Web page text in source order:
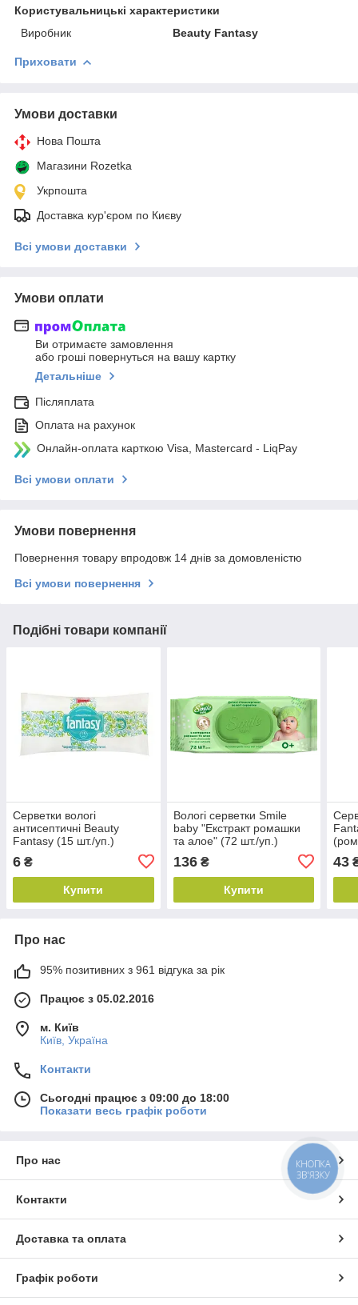
Користувальницькі характеристики
Виробник
Beauty Fantasy
Приховати
Умови доставки
Нова Пошта
Магазини Rozetka
Укрпошта
Доставка кур'єром по Києву
Всі умови доставки
Умови оплати
Ви отримаєте замовлення
або гроші повернуться на вашу картку
Детальніше
Післяплата
Оплата на рахунок
Онлайн-оплата карткою Visa, Mastercard - LiqPay
Всі умови оплати
Умови повернення
Повернення товару впродовж 14 днів за домовленістю
Всі умови повернення
Подібні товари компанії
Серветки вологі
антисептичні Beauty
Fantasy (15 шт./уп.)
6 ₴
Купити
Вологі серветки Smile
baby "Екстракт ромашки
та алое" (72 шт./уп.)
136₴
Купити
43
Про нас
95% позитивних з 961 відгука за рік
Працює з 05.02.2016
м. Київ
Київ, Україна
Контакти
Сьогодні працює з 09:00 до 18:00
Показати весь графік роботи
Про нас
Контакти
Доставка та оплата
Графік роботи
КНОПКА
ЗВ'ЯЗКУ